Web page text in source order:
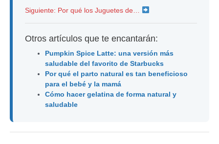
Siguiente: Por qué los Juguetes de…
Otros artículos que te encantarán:
Pumpkin Spice Latte: una versión más
saludable del favorito de Starbucks
Por qué el parto natural es tan beneficioso
para el bebé y la mamá
Cómo hacer gelatina de forma natural y
saludable